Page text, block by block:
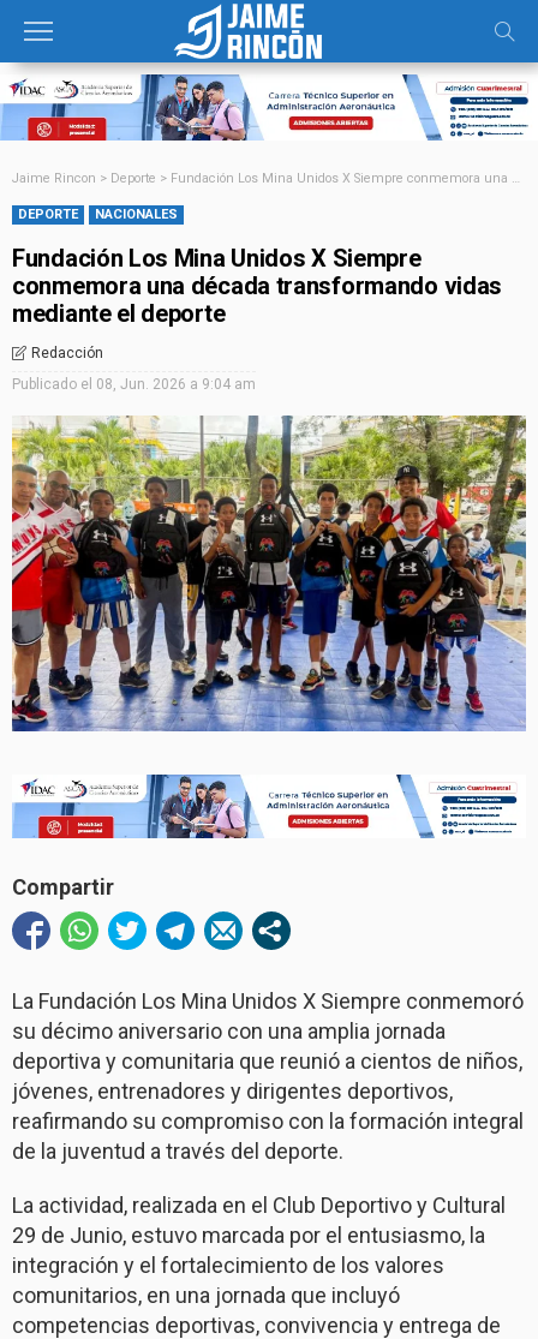
Jaime Rincon > Deporte > Fundación Los Mina Unidos X Siempre conmemora una década transformando vidas mediante el deporte
DEPORTE NACIONALES
Fundación Los Mina Unidos X Siempre
conmemora una década transformando vidas
mediante el deporte
Redacción
Publicado el 08, Jun. 2026 a 9:04 am
Compartir
La Fundación Los Mina Unidos X Siempre conmemoró
su décimo aniversario con una amplia jornada
deportiva y comunitaria que reunió a cientos de niños,
jóvenes, entrenadores y dirigentes deportivos,
reafirmando su compromiso con la formación integral
de la juventud a través del deporte.
La actividad, realizada en el Club Deportivo y Cultural
29 de Junio, estuvo marcada por el entusiasmo, la
integración y el fortalecimiento de los valores
comunitarios, en una jornada que incluyó
competencias deportivas, convivencia y entrega de